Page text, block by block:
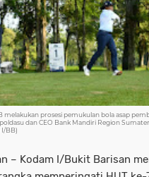
melakukan prosesi pemukulan bola asap
dan CEO Bank Mandiri Region
I/BB)
– Kodam I/Bukit Barisan